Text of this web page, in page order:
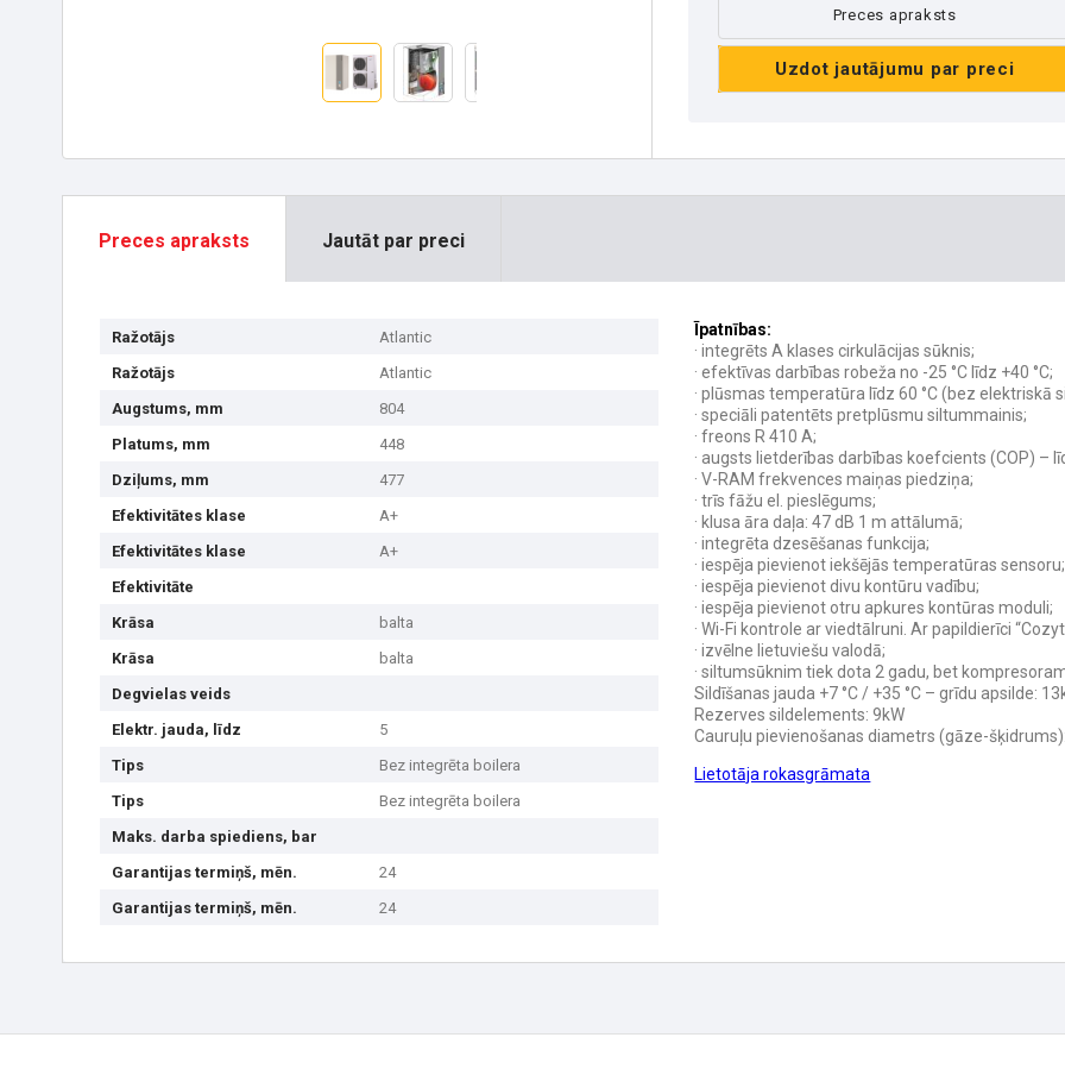
Preces apraksts
Uzdot jautājumu par preci
Preces apraksts
Ražotājs
Atlantic
Ražotājs
Atlantic
Augstums, mm
804
Platums, mm
448
Dziļums, mm
477
Efektivitātes klase
A+
Efektivitātes klase
A+
Efektivitāte
Krāsa
balta
Krāsa
balta
Degvielas veids
Elektr. jauda, līdz
5
Tips
Bez integrēta boilera
Tips
Bez integrēta boilera
Maks. darba spiediens, bar
Garantijas termiņš, mēn.
24
Garantijas termiņš, mēn.
24
Īpatnības:
· integrēts A klases cirkulācijas sūknis;
· efektīvas darbības robeža no -25 °C līdz +40 °C;
· plūsmas temperatūra līdz 60 °C (bez elektriskā
· speciāli patentēts pretplūsmu siltummainis;
· freons R 410 A;
· augsts lietderības darbības koefcients (COP) –
· V-RAM frekvences maiņas piedziņa;
· trīs fāžu el. pieslēgums;
· klusa āra daļa: 47 dB 1 m attālumā;
· integrēta dzesēšanas funkcija;
· iespēja pievienot iekšējās temperatūras sensoru;
· iespēja pievienot divu kontūru vadību;
· iespēja pievienot otru apkures kontūras moduli;
· Wi-Fi kontrole ar viedtālruni. Ar papildierīci
· izvēlne lietuviešu valodā;
· siltumsūknim tiek dota 2 gadu, bet
Sildīšanas jauda +7 °C / +35 °C – grīdu apsilde:
Rezerves sildelements: 9kW
Cauruļu pievienošanas diametrs (gāze-
Lietotāja rokasgrāmata
Jautāt par preci